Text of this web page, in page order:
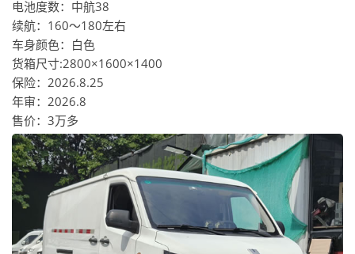
电池度数：中航38
续航：160～180左右
车身颜色：白色
货箱尺寸:2800×1600×1400
保险：2026.8.25
年审：2026.8
售价：3万多